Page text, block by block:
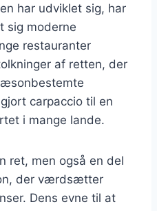
har udviklet sig, har
sig moderne
restauranter
af retten, der
carpaccio til en
i mange lande.
ret, men også en del
der værdsætter
Dens evne til at